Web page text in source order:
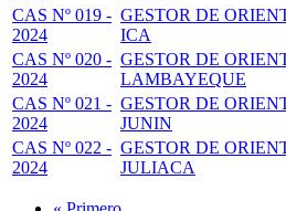
CAS Nº 019 -
2024
GESTOR DE
ICA
CAS Nº 020 -
2024
GESTOR DE
LAMBAYEQUE
CAS Nº 021 -
2024
GESTOR DE
JUNIN
CAS Nº 022 -
2024
GESTOR DE
JULIACA